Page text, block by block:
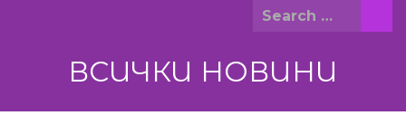
Search
ВСИЧКИ НОВИНИ